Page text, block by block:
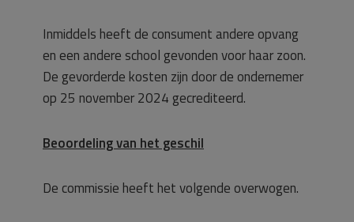
Inmiddels heeft de consument andere opvang
en een andere school gevonden voor haar zoon.
De gevorderde kosten zijn door de ondernemer
op 25 november 2024 gecrediteerd.
Beoordeling van het geschil
De commissie heeft het volgende overwogen.